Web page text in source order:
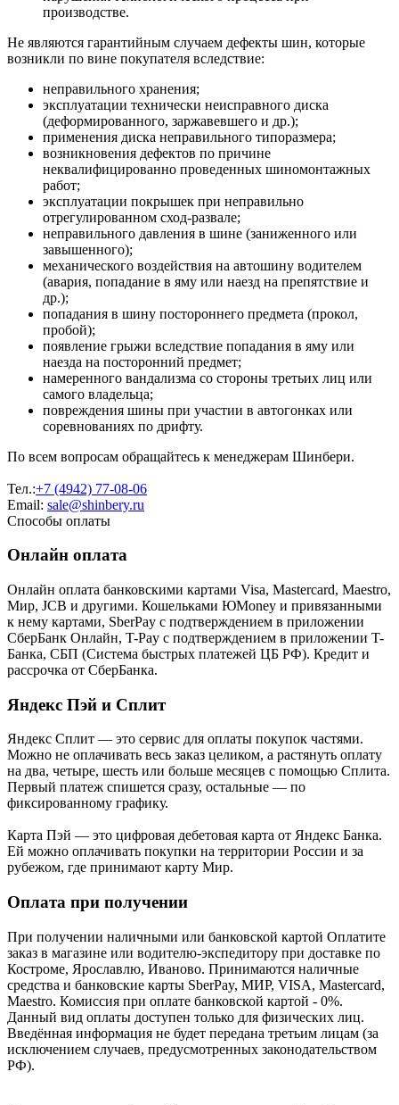
производстве.
Не являются гарантийным случаем дефекты шин, которые
возникли по вине покупателя вследствие:
неправильного хранения;
эксплуатации технически неисправного диска
(деформированного, заржавевшего и др.);
применения диска неправильного типоразмера;
возникновения дефектов по причине
неквалифицированно проведенных шиномонтажных
работ;
эксплуатации покрышек при неправильно
отрегулированном сход-развале;
неправильного давления в шине (заниженного или
завышенного);
механического воздействия на автошину водителем
(авария, попадание в яму или наезд на препятствие и
др.);
попадания в шину постороннего предмета (прокол,
пробой);
появление грыжи вследствие попадания в яму или
наезда на посторонний предмет;
намеренного вандализма со стороны третьих лиц или
самого владельца;
повреждения шины при участии в автогонках или
соревнованиях по дрифту.
По всем вопросам обращайтесь к менеджерам Шинбери.
Тел.:+7 (4942) 77-08-06
Email: sale@shinbery.ru
Способы оплаты
Онлайн оплата
Онлайн оплата банковскими картами Visa, Mastercard, Maestro,
Мир, JCB и другими. Кошельками ЮMoney и привязанными
к нему картами, SberPay с подтверждением в приложении
СберБанк Онлайн, T-Pay с подтверждением в приложении T-
Банка, СБП (Система быстрых платежей ЦБ РФ). Кредит и
рассрочка от СберБанка.
Яндекс Пэй и Сплит
Яндекс Cплит — это сервис для оплаты покупок частями.
Можно не оплачивать весь заказ целиком, а растянуть оплату
на два, четыре, шесть или больше месяцев с помощью Сплита.
Первый платеж спишется сразу, остальные — по
фиксированному графику.
Карта Пэй — это цифровая дебетовая карта от Яндекс Банка.
Ей можно оплачивать покупки на территории России и за
рубежом, где принимают карту Мир.
Оплата при получении
При получении наличными или банковской картой Оплатите
заказ в магазине или водителю-экспедитору при доставке по
Костроме, Ярославлю, Иваново. Принимаются наличные
средства и банковские карты SberPay, МИР, VISA, Mastercard,
Maestro. Комиссия при оплате банковской картой - 0%.
Данный вид оплаты доступен только для физических лиц.
Введённая информация не будет передана третьим лицам (за
исключением случаев, предусмотренных законодательством
РФ).